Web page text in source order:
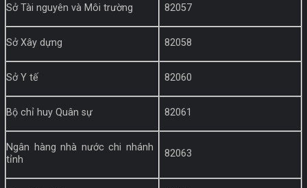
Sở Tài nguyên và Môi trường 82057
Sở Xây dựng 82058
Sở Y tế 82060
Bộ chỉ huy Quân sự 82061
Ngân hàng nhà nước chi nhánh
tỉnh
82063